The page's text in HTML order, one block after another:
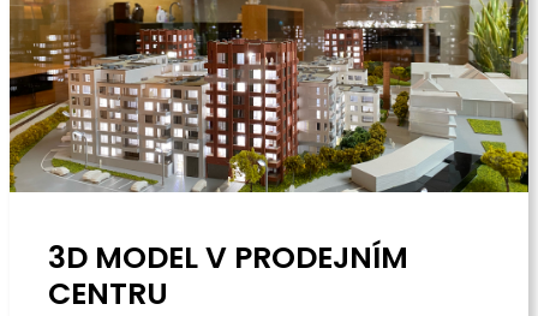
3D MODEL V PRODEJNÍM
CENTRU